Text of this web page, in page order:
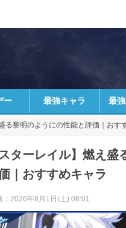
ー 最強キャラ 最
る黎明のようにの性能と評価｜おす
スターレイル】燃え
｜おすすめキャラ
：2026年8月1日(土) 08:01